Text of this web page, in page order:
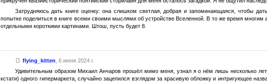
Затрудняюсь дать книге оценку: она слишком светлая, добрая и запоминающаяся, чтобы
попытке поделиться в книге всеми своими мыслями об устройстве Вселенной. В то же время
отдельными короткими картинами. Штош, пусть будет 8.
flying_kitten 6 июня 2024 г.
Удивительным образом Михаил Анчаров прошёл мимо меня, узнал я о нём лишь несколько
кстати) одного гипермаркета, случайно зацепился взглядом за красивую обложку и интригующее